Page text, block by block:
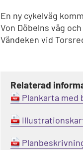
En ny cykelväg
Von Döbelns väg
Vändeken vid
Relaterad
Plankarta med